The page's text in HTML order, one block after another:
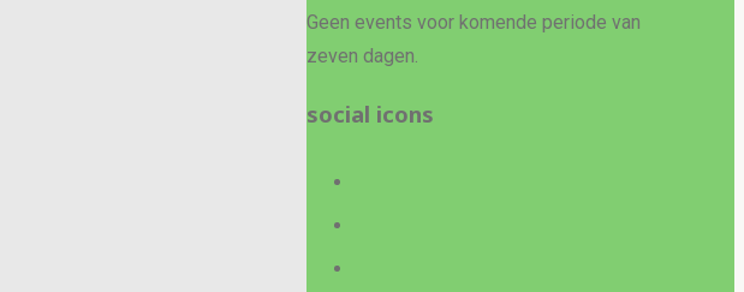
Geen events voor komende periode van
zeven dagen.
social icons